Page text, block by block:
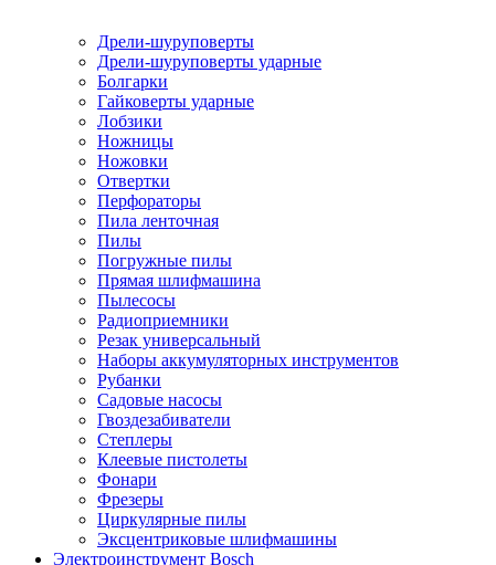
Дрели-шуруповерты
Дрели-шуруповерты ударные
Болгарки
Гайковерты ударные
Лобзики
Ножницы
Ножовки
Отвертки
Перфораторы
Пила ленточная
Пилы
Погружные пилы
Прямая шлифмашина
Пылесосы
Радиоприемники
Резак универсальный
Наборы аккумуляторных инструментов
Рубанки
Садовые насосы
Гвоздезабиватели
Степлеры
Клеевые пистолеты
Фонари
Фрезеры
Циркулярные пилы
Эксцентриковые шлифмашины
Электроинструмент Bosch